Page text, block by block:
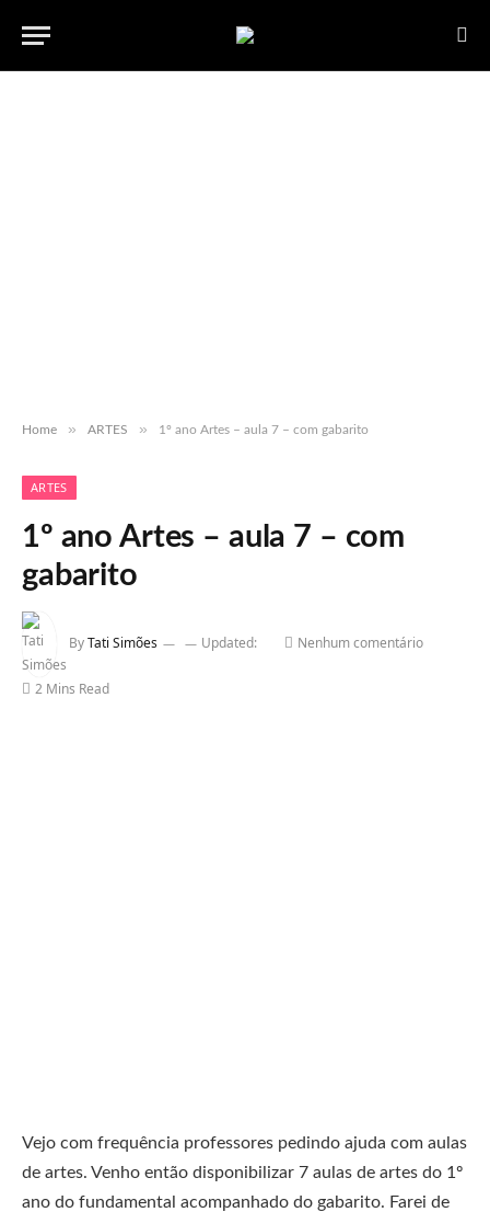
Home » ARTES » 1º ano Artes – aula 7 – com gabarito
ARTES
1º ano Artes – aula 7 – com
gabarito
ByTati Simões Updated: Nenhum comentário
2 Mins Read
Vejo com frequência professores pedindo ajuda com aulas
de artes. Venho então disponibilizar 7 aulas de artes do 1º
ano do fundamental acompanhado do gabarito. Farei de